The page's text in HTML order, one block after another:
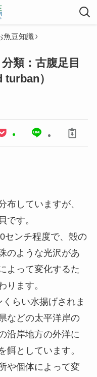
魚豆知識
類：古腹足目
）
布していますが、
です。
センチ程度で、殻の
のような光沢があ
よって変化するた
ります。
らい水揚げされま
などの太平洋岸の
沿岸地方の外洋に
餌としています。
や個体によって変